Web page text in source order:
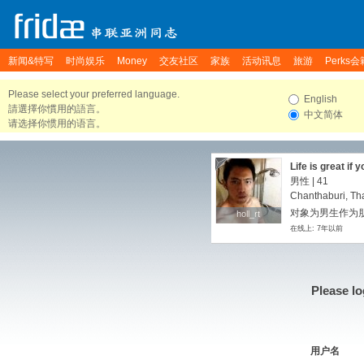
新闻&特写 时尚娱乐 Money 交友社区 家族 活动讯息 旅游 Perks会
Please select your preferred language.
請選擇你慣用的語言。
请选择你惯用的语言。
English
中文简体
holl_rt
holl_rt
Life is great if
男性 | 41
Chanthaburi,
对象为男生作为
在线上: 7年以前
Please
用户名